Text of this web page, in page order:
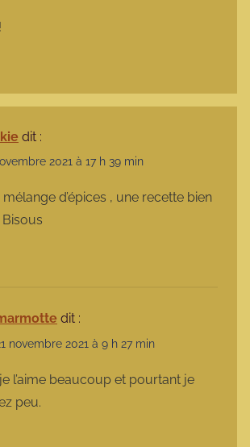
dit :
2021 à 17 h 39 min
mélange d’épices , une recette bien
dit :
novembre 2021 à 9 h 27 min
l’aime beaucoup et pourtant je
peu.